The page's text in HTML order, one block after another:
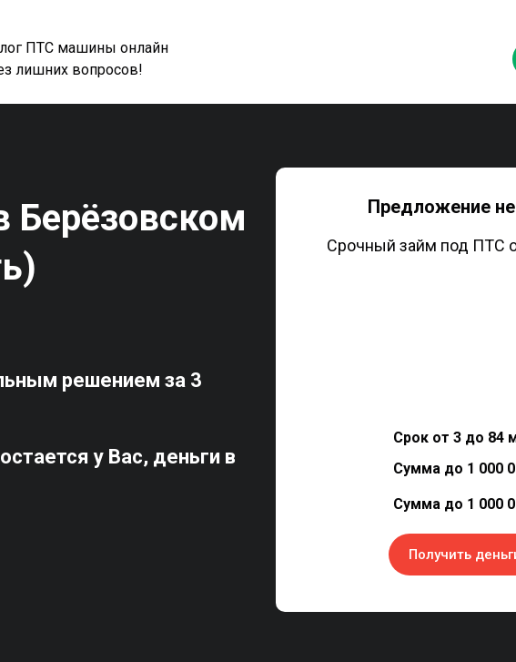
ПТС машины онлайн
лишних вопросов!
Берёзовском
решением за 3
у Вас, деньги в
Предложение
Срочный займ под ПТС
Срок от 3 до 84
Сумма до 1 000
Сумма до 1 000
Получить